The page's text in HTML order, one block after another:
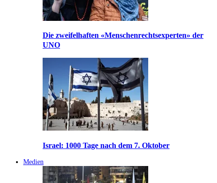
Die zweifelhaften «Menschenrechtsexperten» der
UNO
Israel: 1000 Tage nach dem 7. Oktober
Medien